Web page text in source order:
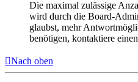
Die maximal zulässige
wird durch die Board-
glaubst, mehr
benötigen, kontaktiere
Nach oben